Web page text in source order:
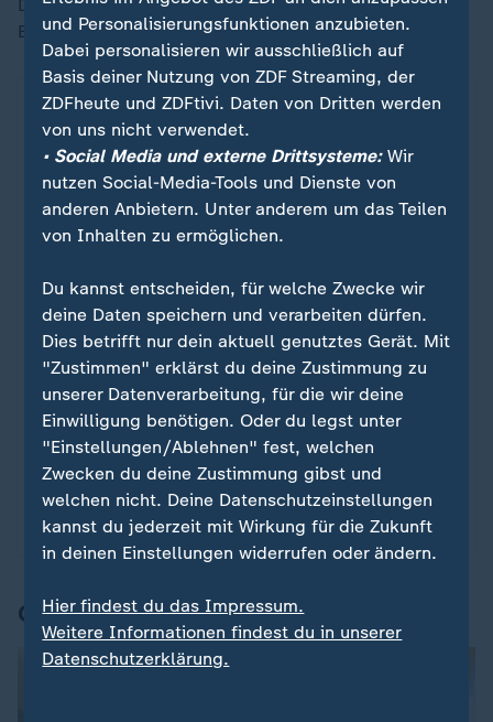
Dazu ausgewählte Topspiele der 2. Fußball-
Bundesliga.
Sport
Die Höhepunkte des Bundesliga-
Spieltags
Alle Spiele, alle Tore und die strittigsten Szenen
des Spieltags: Die Highlights aller Partien in
kompakten Videos.
Gesagt
und Personalisierungsfunktionen anzubieten.
Dabei personalisieren wir ausschließlich auf
Basis deiner Nutzung von ZDF Streaming, der
ZDFheute und ZDFtivi. Daten von Dritten werden
von uns nicht verwendet.
• Social Media und externe Drittsysteme:Wir
nutzen Social-Media-Tools und Dienste von
anderen Anbietern. Unter anderem um das Teilen
von Inhalten zu ermöglichen.
Du kannst entscheiden, für welche Zwecke wir
deine Daten speichern und verarbeiten dürfen.
Dies betrifft nur dein aktuell genutztes Gerät. Mit
"Zustimmen" erklärst du deine Zustimmung zu
unserer Datenverarbeitung, für die wir deine
Einwilligung benötigen. Oder du legst unter
"Einstellungen/Ablehnen" fest, welchen
Zwecken du deine Zustimmung gibst und
welchen nicht. Deine Datenschutzeinstellungen
kannst du jederzeit mit Wirkung für die Zukunft
in deinen Einstellungen widerrufen oder ändern.
Hier findest du das Impressum.
Weitere Informationen findest du in unserer
Datenschutzerklärung.